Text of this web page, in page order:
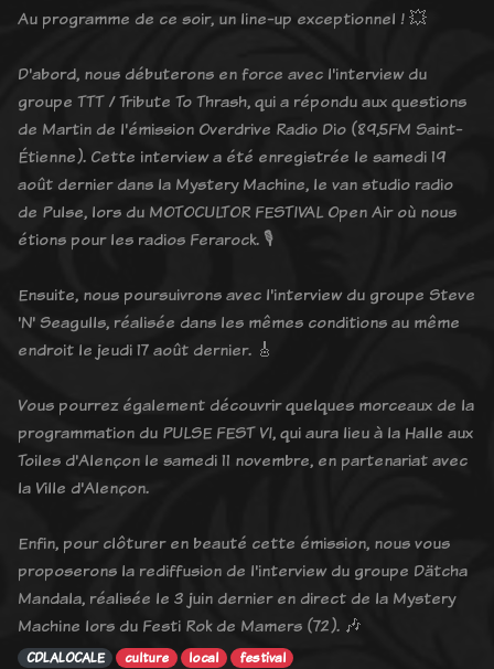
Au programme de ce soir, un line-up exceptionnel ! 💥
D'abord, nous débuterons en force avec l'interview du
groupe TTT / Tribute To Thrash, qui a répondu aux questions
de Martin de l'émission Overdrive Radio Dio (89,5FM Saint-
Étienne). Cette interview a été enregistrée le samedi 19
août dernier dans la Mystery Machine, le van studio radio
de Pulse, lors du MOTOCULTOR FESTIVAL Open Air où nous
étions pour les radios Ferarock. 🎙️
Ensuite, nous poursuivrons avec l'interview du groupe Steve
'N' Seagulls, réalisée dans les mêmes conditions au même
endroit le jeudi 17 août dernier. 🎸
Vous pourrez également découvrir quelques morceaux de la
programmation du PULSE FEST VI, qui aura lieu à la Halle aux
Toiles d'Alençon le samedi 11 novembre, en partenariat avec
la Ville d'Alençon.
Enfin, pour clôturer en beauté cette émission, nous vous
proposerons la rediffusion de l'interview du groupe Dätcha
Mandala, réalisée le 3 juin dernier en direct de la Mystery
Machine lors du Festi Rok de Mamers (72). 🎶
CDLALOCALE culture local festival